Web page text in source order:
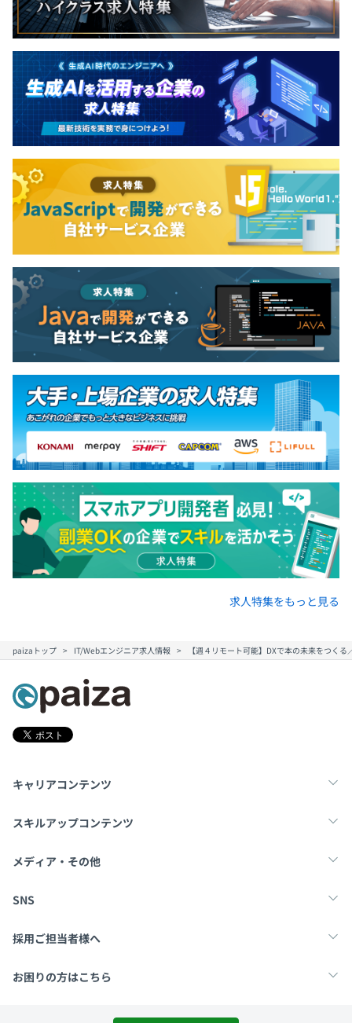
求人特集をもっと見る
paizaトップ IT/Webエンジニア求人情報 【週４リモート可能】DXで本の未来をつく
キャリアコンテンツ
転職・キャリア
スキルアップコンテンツ
学習
メディア・その他
Tech Team Journal
SNS
X
採用ご担当者様へ
採用・教育をお考えの企業様へ
お困りの方はこちら